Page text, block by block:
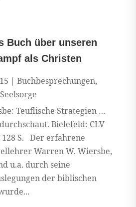
Buch über unseren
als Christen
| Buchbesprechungen,
Teuflische Strategien …
Bielefeld: CLV
128 S. Der erfahrene
Warren W. Wiersbe,
u.a. durch seine
der biblischen